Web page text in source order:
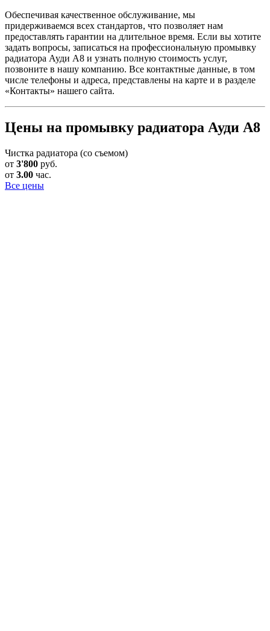
Обеспечивая качественное обслуживание, мы
придерживаемся всех стандартов, что позволяет нам
предоставлять гарантии на длительное время. Если вы хотите
задать вопросы, записаться на профессиональную промывку
радиатора Ауди А8 и узнать полную стоимость услуг,
позвоните в нашу компанию. Все контактные данные, в том
числе телефоны и адреса, представлены на карте и в разделе
«Контакты» нашего сайта.
Цены на промывку радиатора Ауди А8
Чистка радиатора (со съемом)
от 3'800 руб.
от 3.00 час.
Все цены